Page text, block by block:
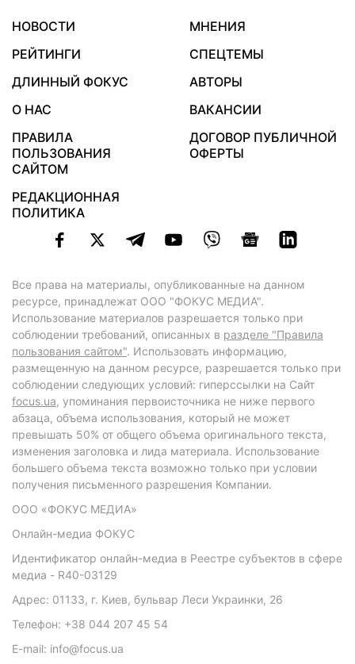
НОВОСТИ
МНЕНИЯ
РЕЙТИНГИ
СПЕЦТЕМЫ
ДЛИННЫЙ ФОКУС
АВТОРЫ
О НАС
ВАКАНСИИ
ПРАВИЛА
ПОЛЬЗОВАНИЯ
САЙТОМ
ДОГОВОР ПУБЛИЧНОЙ
ОФЕРТЫ
РЕДАКЦИОННАЯ
ПОЛИТИКА
Все права на материалы, опубликованные на данном
ресурсе, принадлежат ООО "ФОКУС МЕДИА".
Использование материалов разрешается только при
соблюдении требований, описанных в разделе "Правила
пользования сайтом". Использовать информацию,
размещенную на данном ресурсе, разрешается только при
соблюдении следующих условий: гиперссылки на Сайт
focus.ua, упоминания первоисточника не ниже первого
абзаца, объема использования, который не может
превышать 50% от общего объема оригинального текста,
изменения заголовка и лида материала. Использование
большего объема текста возможно только при условии
получения письменного разрешения Компании.
ООО «ФОКУС МЕДИА»
Онлайн-медиа ФОКУС
Идентификатор онлайн-медиа в Реестре субъектов в сфере
медиа - R40-03129
Адрес: 01133, г. Киев, бульвар Леси Украинки, 26
Телефон: +38 044 207 45 54
E-mail: info@focus.ua